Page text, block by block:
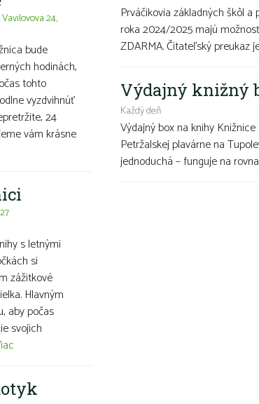
Vavilovova 24,
bude
hodinách,
tohto
vyzdvihnúť
24
vám krásne
s letnými
si
zážitkové
Hlavným
aby počas
svojich
Prváčikovia základných škôl
roka 2024/2025 majú
ZDARMA. Čitateľský preukaz
Výdajný knižný
Každý deň
Výdajný box na knihy
Petržalskej plavárne na
jednoduchá – funguje na